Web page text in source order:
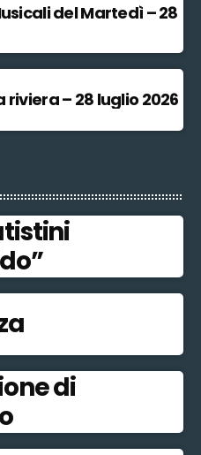
del Martedì – 28
riviera – 28 luglio 2026
di